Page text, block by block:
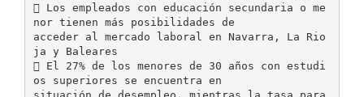
 Los empleados con educación secundaria o me
nor tienen más posibilidades de
acceder al mercado laboral en Navarra, La Rio
ja y Baleares
 El 27% de los menores de 30 años con estudi
os superiores se encuentra en
situación de desempleo, mientras la tasa para